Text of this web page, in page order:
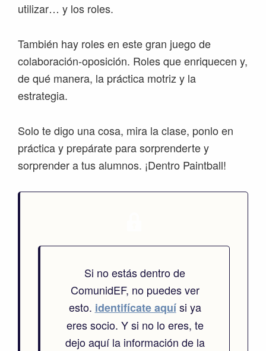
utilizar… y los roles.
También hay roles en este gran juego de
colaboración-oposición. Roles que enriquecen y,
de qué manera, la práctica motriz y la
estrategia.
Solo te digo una cosa, mira la clase, ponlo en
práctica y prepárate para sorprenderte y
sorprender a tus alumnos. ¡Dentro Paintball!
Si no estás dentro de
ComunidEF, no puedes ver
esto. identifícate aquísi ya
eres socio. Y si no lo eres, te
dejo aquí la información de la